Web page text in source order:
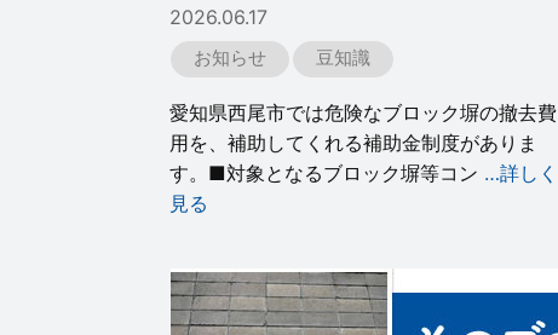
2026.06.17
お知らせ 豆知識
愛知県西尾市では危険なブロック塀の撤去費
用を、補助してくれる補助金制度がありま
す。■対象となるブロック塀等コン …詳しく
見る